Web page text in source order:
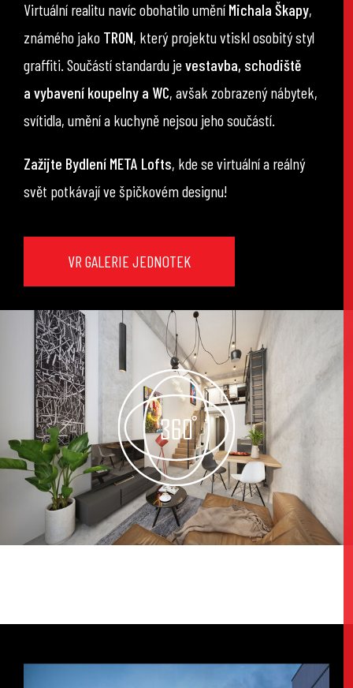
Virtuální realitu navíc obohatilo umění Michala Škapy,
známého jako TRON, který projektu vtiskl osobitý styl
graffiti. Součástí standardu jevestavba, schodiště
a vybavení koupelny a WC, avšak zobrazený nábytek,
svítidla, umění a kuchyně nejsou jeho součástí.
Zažijte Bydlení META Lofts, kde se virtuální a reálný
svět potkávají ve špičkovém designu!
VR GALERIE JEDNOTEK